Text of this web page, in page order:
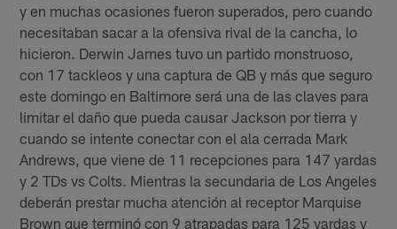
y en muchas ocasiones fueron superados, pero cuando
necesitaban sacar a la ofensiva rival de la cancha, lo
hicieron. Derwin James tuvo un partido monstruoso,
con 17 tackleos y una captura de QB y más que seguro
este domingo en Baltimore será una de las claves para
limitar el daño que pueda causar Jackson por tierra y
cuando se intente conectar con el ala cerrada Mark
Andrews, que viene de 11 recepciones para 147 yardas
y 2 TDs vs Colts. Mientras la secundaria de Los Angeles
deberán prestar mucha atención al receptor Marquise
Brown que terminó con 9 atrapadas para 125 yardas y